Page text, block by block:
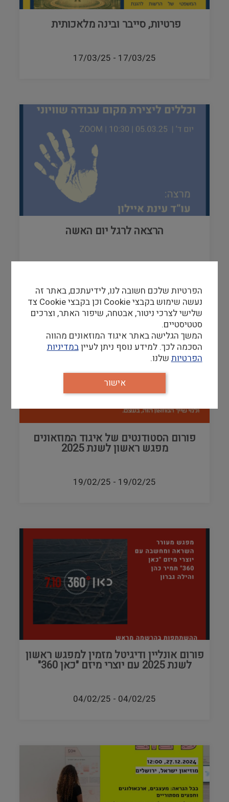
פרטיות, סייבר ובינה מלאכותית
17/03/25
-
17/03/25
הרצאה לרגל יום האשה
05/03/25
-
05/03/25
פורום הסטודנטים של איגוד המוזאונים
מפגש ראשון לשנת 2025
19/02/25
-
19/02/25
פורום אונליין ודיגיטל מזמין למפגש ראשון
לשנת 2025 עם יוצרי מיזם "כאן 360"
04/02/25
-
04/02/25
הפרטיות שלכם חשובה לנו, לידיעתכם, באתר זה
נעשה שימוש בקבצי Cookie וכן בקבצי Cookie צד
שלישי לצרכי ניטור, אבטחה, שיפור האתר, וצרכים
סטטיסטיים.
המשך הגלישה באתר איגוד המוזאונים מהווה
הסכמה לכך. למידע נוסף ניתן לעייןבמדיניות
הפרטיות שלנו.
אישור